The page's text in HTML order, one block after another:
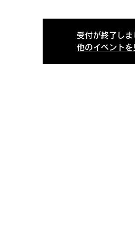
受付が終了しま
他のイベントを